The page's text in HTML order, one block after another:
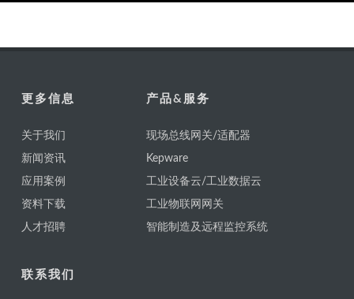
更多信息
关于我们
新闻资讯
应用案例
资料下载
人才招聘
产品&服务
现场总线网关/适配器
Kepware
工业设备云/工业数据云
工业物联网网关
智能制造及远程监控系统
联系我们